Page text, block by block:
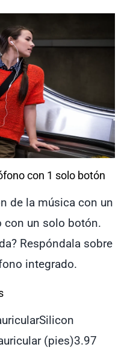
con 1 solo botón
de la música con un
con un solo botón.
Respóndala sobre
integrado.
Silicon
(pies)3.97